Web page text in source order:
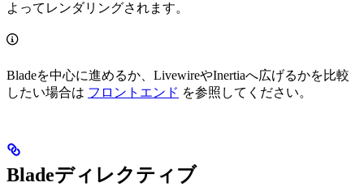
よってレンダリングされます。
Bladeを中心に進めるか、LivewireやInertiaへ広げるかを比較
したい場合は フロントエンド を参照してください。
Bladeディレクティブ